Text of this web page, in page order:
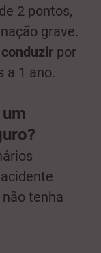
2 pontos,
grave.
por
a 1 ano.
tenha